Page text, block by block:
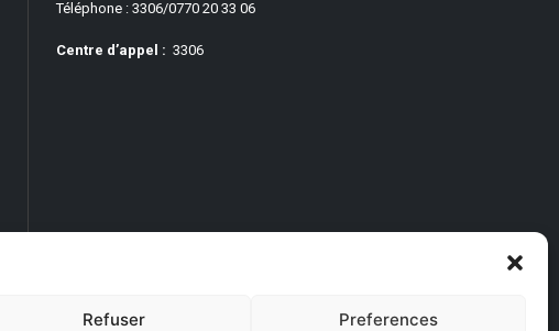
Refuser Preferences
Téléphone : 3306/0770 20 33 06
Centre d’appel : 3306